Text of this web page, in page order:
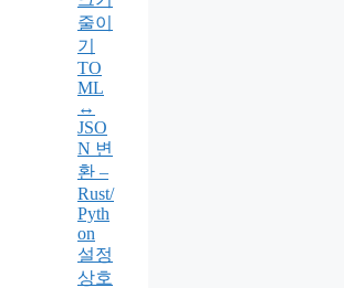
줄이
기
TO
ML
↔
JSO
N 변
환 –
Rust/
Pyth
on
설정
상호